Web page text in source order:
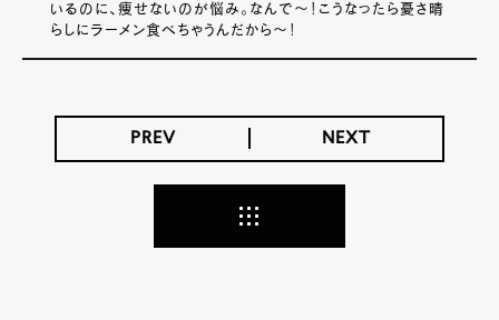
いるのに、痩せないのが悩み。なんで～！こうなったら憂さ晴
らしにラーメン食べちゃうんだから～！
PREV NEXT